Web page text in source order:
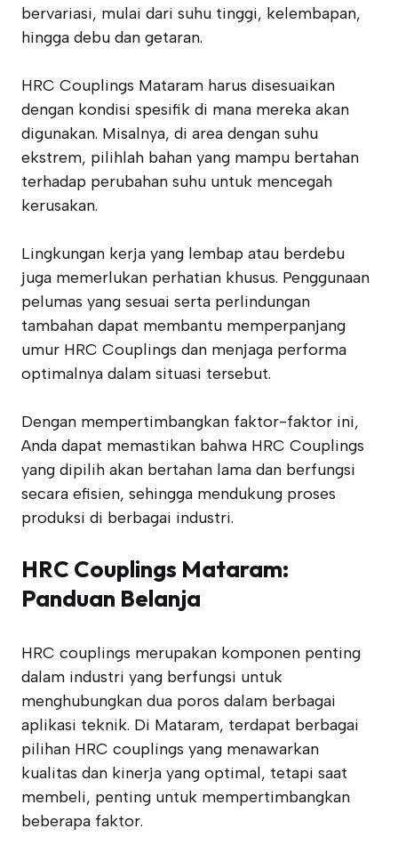
bervariasi, mulai dari suhu tinggi, kelembapan,
hingga debu dan getaran.
HRC Couplings Mataram harus disesuaikan
dengan kondisi spesifik di mana mereka akan
digunakan. Misalnya, di area dengan suhu
ekstrem, pilihlah bahan yang mampu bertahan
terhadap perubahan suhu untuk mencegah
kerusakan.
Lingkungan kerja yang lembap atau berdebu
juga memerlukan perhatian khusus. Penggunaan
pelumas yang sesuai serta perlindungan
tambahan dapat membantu memperpanjang
umur HRC Couplings dan menjaga performa
optimalnya dalam situasi tersebut.
Dengan mempertimbangkan faktor-faktor ini,
Anda dapat memastikan bahwa HRC Couplings
yang dipilih akan bertahan lama dan berfungsi
secara efisien, sehingga mendukung proses
produksi di berbagai industri.
HRC Couplings Mataram:
Panduan Belanja
HRC couplings merupakan komponen penting
dalam industri yang berfungsi untuk
menghubungkan dua poros dalam berbagai
aplikasi teknik. Di Mataram, terdapat berbagai
pilihan HRC couplings yang menawarkan
kualitas dan kinerja yang optimal, tetapi saat
membeli, penting untuk mempertimbangkan
beberapa faktor.